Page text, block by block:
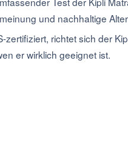
und nachhaltige
richtet sich der
er wirklich geeignet ist.